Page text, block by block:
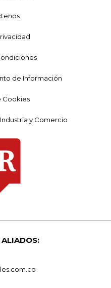
de Información
Cookies
y Comercio